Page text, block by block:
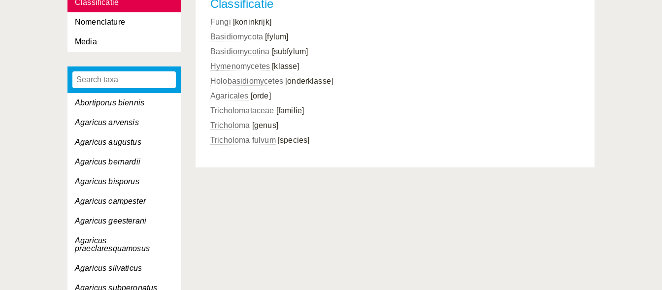
Classificatie
Nomenclature
Media
Abortiporus biennis
Agaricus arvensis
Agaricus augustus
Agaricus bernardii
Agaricus bisporus
Agaricus campester
Agaricus geesterani
Agaricus
praeclaresquamosus
Agaricus silvaticus
Agaricus subperonatus
Classificatie
Fungi [koninkrijk]
Basidiomycota [fylum]
Basidiomycotina [subfylum]
Hymenomycetes [klasse]
Holobasidiomycetes[onderklasse]
Agaricales [orde]
Tricholomataceae [familie]
Tricholoma [genus]
Tricholoma fulvum[species]